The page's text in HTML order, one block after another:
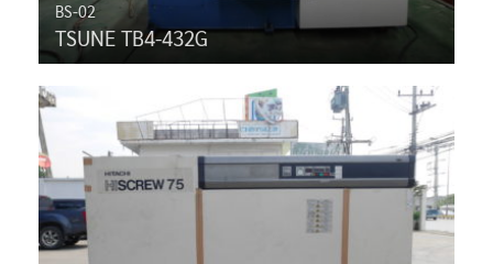
BS-02
TSUNE TB4-432G